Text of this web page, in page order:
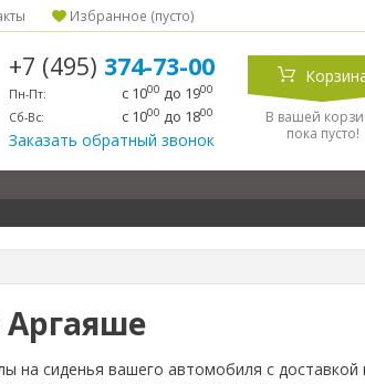
Избранное (пусто)
+7 (495) 374-73-00
Пн-Пт: с 1000 до 1900
Сб-Вс: с 1000 до 1800
Заказать обратный звонок
В вашей
пока пусто!
Аргаяше
на сиденья вашего автомобиля с доставкой